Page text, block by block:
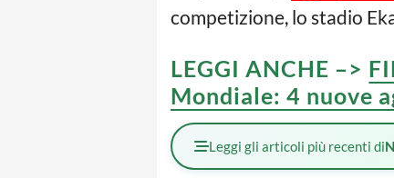
competizione, lo stadio
LEGGI ANCHE –>
Mondiale: 4 nuove
Leggi gli articoli più recenti di